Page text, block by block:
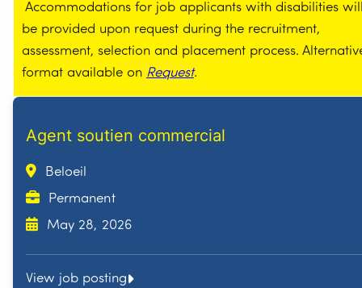
Accommodations for job applicants with disabilities
be provided upon request during the recruitment,
assessment, selection and placement process.
format available on Request.
Agent soutien commercial
Beloeil
Permanent
May 28, 2026
View job posting